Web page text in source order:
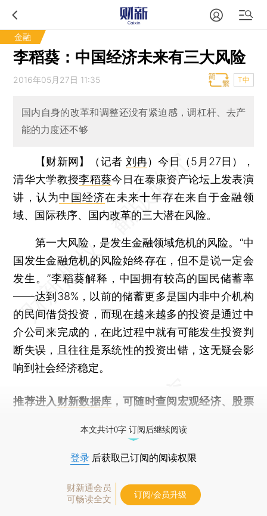
金融
李稻葵：中国经济未来有三大风险
2016年05月27日 11:35 T中
国内自身的改革和调整还没有紧迫感，调杠杆、去产
能的力度还不够
【财新网】（记者 刘冉）今日（5月27日），
清华大学教授李稻葵今日在泰康资产论坛上发表演
讲，认为中国经济在未来十年存在来自于金融领
域、国际秩序、国内改革的三大潜在风险。
第一大风险，是发生金融领域危机的风险。“中
国发生金融危机的风险始终存在，但不是说一定会
发生。”李稻葵解释，中国拥有较高的国民储蓄率
——达到38%，以前的储蓄更多是国内非中介机构
的民间借贷投资，而现在越来越多的投资是通过中
介公司来完成的，在此过程中就有可能发生投资判
断失误，且往往是系统性的投资出错，这无疑会影
响到社会经济稳定。
推荐进入 财新数据库 ，可随时查阅宏观经济、股票
本文共计0字 订阅后继续阅读
登录 后获取已订阅的阅读权限
财新通会员
可畅读全文
订阅/会员升级